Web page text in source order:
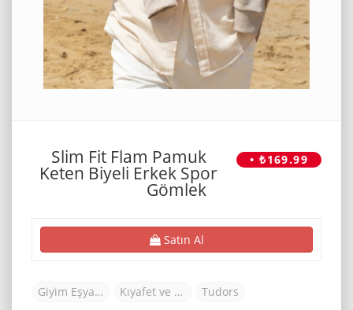
• ₺169.99
Slim Fit Flam Pamuk
Keten Biyeli Erkek Spor
Gömlek
Satın Al
Giyim Eşyaları Kıyafet ve Aksesuarlar Tudors